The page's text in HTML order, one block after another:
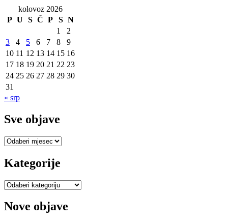
kolovoz 2026
P U S Č P S N
1
2
3
4 5 6 7 8
9
10 11 12 13 14 15 16
17 18 19 20 21 22 23
24 25 26 27 28 29 30
31
« srp
Sve objave
Sve
Kategorije
Kategorije
Nove objave